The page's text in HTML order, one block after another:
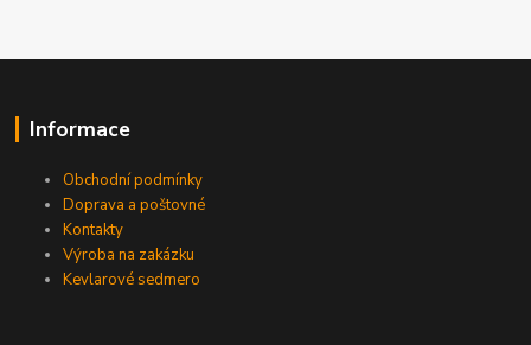
Informace
Obchodní podmínky
Doprava a poštovné
Kontakty
Výroba na zakázku
Kevlarové sedmero